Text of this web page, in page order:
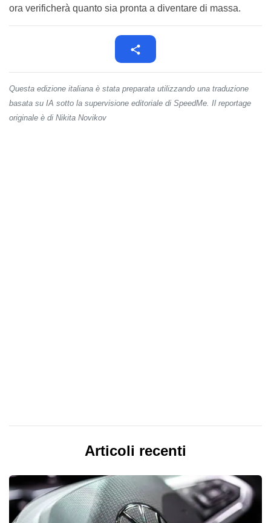
ora verificherà quanto sia pronta a diventare di massa.
Questa edizione italiana è stata preparata utilizzando una traduzione
basata su IA sotto la supervisione editoriale di SpeedMe. Il reportage
originale è di Nikita Novikov
Articoli recenti